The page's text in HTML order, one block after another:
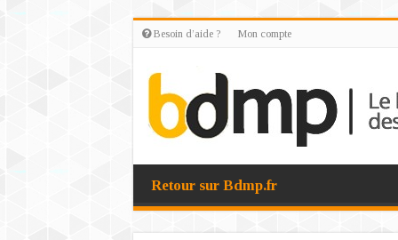
Besoin d’aide ? Mon compte
Retour sur Bdmp.fr